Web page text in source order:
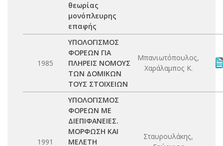
θεωρίας
μονόπλευρης
επαφής
1985
ΥΠΟΛΟΓΙΣΜΟΣ
ΦΟΡΕΩΝ ΓΙΑ
ΠΛΗΡΕΙΣ ΝΟΜΟΥΣ
ΤΩΝ ΔΟΜΙΚΩΝ
ΤΟΥΣ ΣΤΟΙΧΕΙΩΝ
Μπανιωτόπουλος,
Χαράλαμπος Κ.
1991
ΥΠΟΛΟΓΙΣΜΟΣ
ΦΟΡΕΩΝ ΜΕ
ΔΙΕΠΙΦΑΝΕΙΕΣ.
ΜΟΡΦΩΣΗ ΚΑΙ
ΜΕΛΕΤΗ
Σταυρουλάκης,